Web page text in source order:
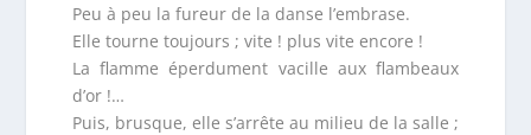
Peu à peu la fureur de la danse l’embrase.
Elle tourne toujours ; vite ! plus vite encore !
La flamme éperdument vacille aux flambeaux
d’or !…
Puis, brusque, elle s’arrête au milieu de la salle ;